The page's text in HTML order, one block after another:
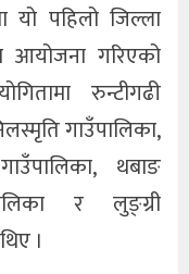
यो पहिलो जिल्ला
आयोजना गरिएको
रुन्टीगढी
गाउँपालिका,
थबाङ
र लुङ्ग्री
।